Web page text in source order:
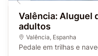
Valência: Aluguel
adultos
Valência Espanha
Pedale em trilhas e